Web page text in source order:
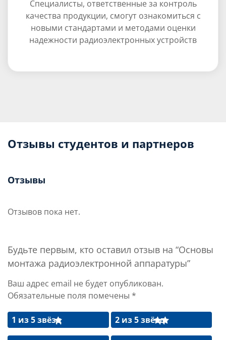
Специалисты, ответственные за контроль
качества продукции, смогут ознакомиться с
новыми стандартами и методами оценки
надежности радиоэлектронных устройств
Отзывы студентов и партнеров
Отзывы
Отзывов пока нет.
Будьте первым, кто оставил отзыв на “Основы
монтажа радиоэлектронной аппаратуры”
Ваш адрес email не будет опубликован.
Обязательные поля помечены *
1 из 5 звёзд 2 из 5 звёзд